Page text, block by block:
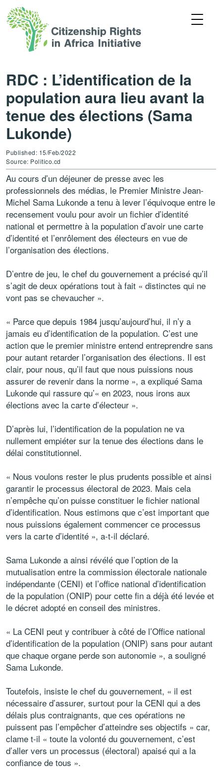
RDC : L’identification de la
population aura lieu avant la
tenue des élections (Sama
Lukonde)
Published: 15/Feb/2022
Source: Politico.cd
Au cours d’un déjeuner de presse avec les
professionnels des médias, le Premier Ministre Jean-
Michel Sama Lukonde a tenu à lever l’équivoque entre le
recensement voulu pour avoir un fichier d’identité
national et permettre à la population d’avoir une carte
d’identité et l’enrôlement des électeurs en vue de
l’organisation des élections.
D’entre de jeu, le chef du gouvernement a précisé qu’il
s’agit de deux opérations tout à fait « distinctes qui ne
vont pas se chevaucher ».
« Parce que depuis 1984 jusqu’aujourd’hui, il n’y a
jamais eu d’identification de la population. C’est une
action que le premier ministre entend entreprendre sans
pour autant retarder l’organisation des élections. Il est
clair, pour nous, qu’il faut que nous puissions nous
assurer de revenir dans la norme », a expliqué Sama
Lukonde qui rassure qu’« en 2023, nous irons aux
élections avec la carte d’électeur ».
D’après lui, l’identification de la population ne va
nullement empiéter sur la tenue des élections dans le
délai constitutionnel.
« Nous voulons rester le plus prudents possible et ainsi
garantir le processus électoral de 2023. Mais cela
n’empêche qu’on puisse constituer le fichier national
d’identification. Nous estimons que c’est important que
nous puissions également commencer ce processus
vers la carte d’identité », a-t-il déclaré.
Sama Lukonde a ainsi révélé que l’option de la
mutualisation entre la commission électorale nationale
indépendante (CENI) et l’office national d’identification
de la population (ONIP) pour cette fin a déjà été levée et
le décret adopté en conseil des ministres.
« La CENI peut y contribuer à côté de l’Office national
d’identification de la population (ONIP) sans pour autant
que chaque organe perde son autonomie », a souligné
Sama Lukonde.
Toutefois, insiste le chef du gouvernement, « il est
nécessaire d’assurer, surtout pour la CENI qui a des
délais plus contraignants, que ces opérations ne
puissent pas l’empêcher d’atteindre ses objectifs » car,
clame t-il « toute la volonté du gouvernement, c’est
d’aller vers un processus (électoral) apaisé qui a la
confiance de tous ».